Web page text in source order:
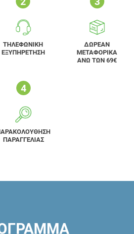
ΤΗΛΕΦΩΝΙΚΗ
ΕΞΥΠΗΡΕΤΗΣΗ
ΔΩΡΕΑΝ
ΜΕΤΑΦΟΡΙΚΑ
ΑΝΩ ΤΩΝ 69€
ΠΑΡΑΓΓΕΛΙΑΣ